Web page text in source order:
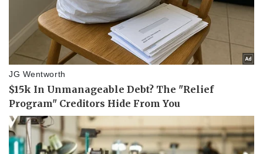
Thế giới thể thao
eSports
Hậu trường
Tư vấn